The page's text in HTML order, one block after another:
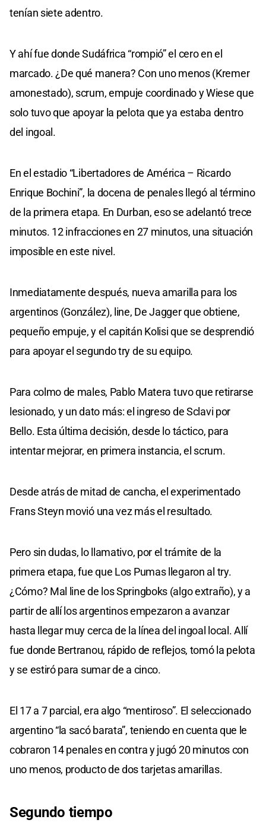
tenían siete adentro.
Y ahí fue donde Sudáfrica “rompió” el cero en el
marcado. ¿De qué manera? Con uno menos (Kremer
amonestado), scrum, empuje coordinado y Wiese que
solo tuvo que apoyar la pelota que ya estaba dentro
del ingoal.
En el estadio “Libertadores de América – Ricardo
Enrique Bochini”, la docena de penales llegó al término
de la primera etapa. En Durban, eso se adelantó trece
minutos. 12 infracciones en 27 minutos, una situación
imposible en este nivel.
Inmediatamente después, nueva amarilla para los
argentinos (González), line, De Jagger que obtiene,
pequeño empuje, y el capitán Kolisi que se desprendió
para apoyar el segundo try de su equipo.
Para colmo de males, Pablo Matera tuvo que retirarse
lesionado, y un dato más: el ingreso de Sclavi por
Bello. Esta última decisión, desde lo táctico, para
intentar mejorar, en primera instancia, el scrum.
Desde atrás de mitad de cancha, el experimentado
Frans Steyn movió una vez más el resultado.
Pero sin dudas, lo llamativo, por el trámite de la
primera etapa, fue que Los Pumas llegaron al try.
¿Cómo? Mal line de los Springboks (algo extraño), y a
partir de allí los argentinos empezaron a avanzar
hasta llegar muy cerca de la línea del ingoal local. Allí
fue donde Bertranou, rápido de reflejos, tomó la pelota
y se estiró para sumar de a cinco.
El 17 a 7 parcial, era algo “mentiroso”. El seleccionado
argentino “la sacó barata”, teniendo en cuenta que le
cobraron 14 penales en contra y jugó 20 minutos con
uno menos, producto de dos tarjetas amarillas.
Segundo tiempo